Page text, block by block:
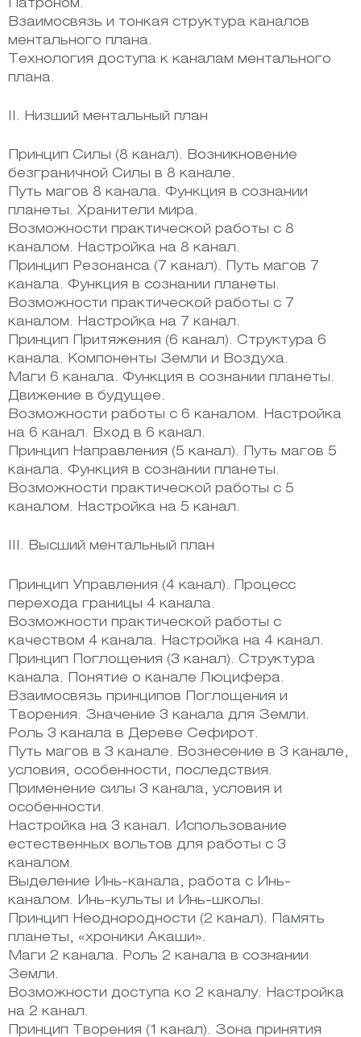
Патроном.
Взаимосвязь и тонкая структура каналов
ментального плана.
Технология доступа к каналам ментального
плана.
II. Низший ментальный план
Принцип Силы (8 канал). Возникновение
безграничной Силы в 8 канале.
Путь магов 8 канала. Функция в сознании
планеты. Хранители мира.
Возможности практической работы с 8
каналом. Настройка на 8 канал.
Принцип Резонанса (7 канал). Путь магов 7
канала. Функция в сознании планеты.
Возможности практической работы с 7
каналом. Настройка на 7 канал.
Принцип Притяжения (6 канал). Структура 6
канала. Компоненты Земли и Воздуха.
Маги 6 канала. Функция в сознании планеты.
Движение в будущее.
Возможности работы с 6 каналом. Настройка
на 6 канал. Вход в 6 канал.
Принцип Направления (5 канал). Путь магов 5
канала. Функция в сознании планеты.
Возможности практической работы с 5
каналом. Настройка на 5 канал.
III. Высший ментальный план
Принцип Управления (4 канал). Процесс
перехода границы 4 канала.
Возможности практической работы с
качеством 4 канала. Настройка на 4 канал.
Принцип Поглощения (3 канал). Структура
канала. Понятие о канале Люцифера.
Взаимосвязь принципов Поглощения и
Творения. Значение 3 канала для Земли.
Роль 3 канала в Дереве Сефирот.
Путь магов в 3 канале. Вознесение в 3 канале,
условия, особенности, последствия.
Применение силы 3 канала, условия и
особенности.
Настройка на 3 канал. Использование
естественных вольтов для работы с 3
каналом.
Выделение Инь-канала, работа с Инь-
каналом. Инь-культы и Инь-школы.
Принцип Неоднородности (2 канал). Память
планеты, «хроники Акаши».
Маги 2 канала. Роль 2 канала в сознании
Земли.
Возможности доступа ко 2 каналу. Настройка
на 2 канал.
Принцип Творения (1 канал). Зона принятия